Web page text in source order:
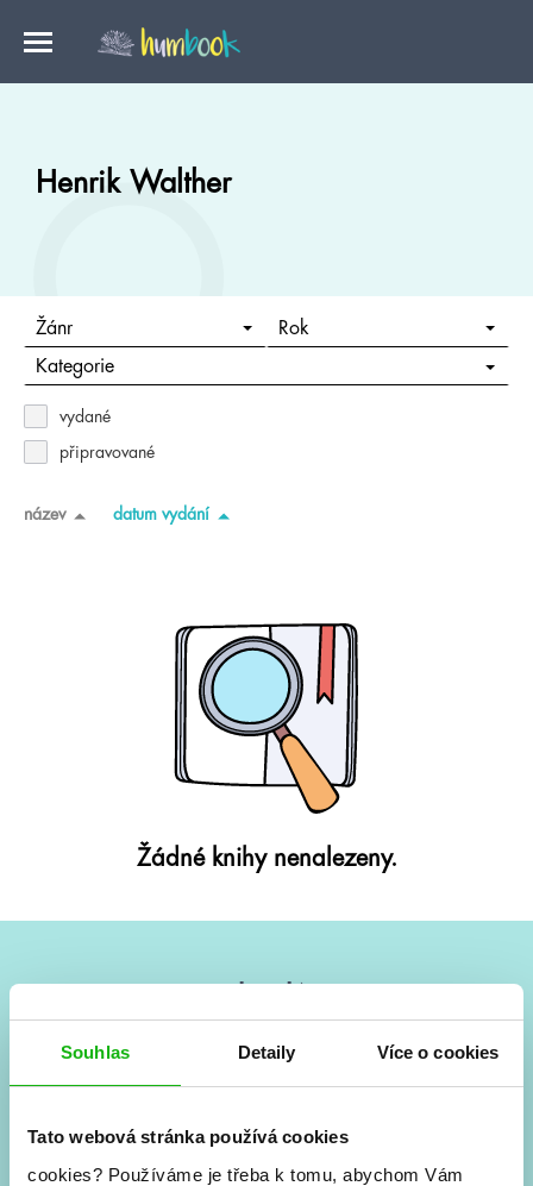
Souhlas Detaily Více o cookies
Tato webová stránka používá cookies
cookies? Používáme je třeba k tomu, abychom Vám
Henrik Walther
Žánr Rok
Kategorie
vydané
připravované
název datum vydání
Žádné knihy nenalezeny.
Vše kolem #youngadult každý měsíc rovnou do mailu!
a seriálové adaptace a další.